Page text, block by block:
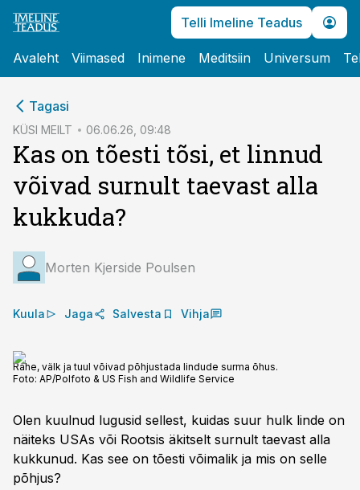
Telli Imeline Teadus
Avaleht Viimased Inimene Meditsiin Universum
Tagasi
KÜSI MEILT 06.06.26, 09:48
Kas on tõesti tõsi, et linnud
võivad surnult taevast alla
kukkuda?
Morten Kjerside Poulsen
Kuula Jaga Salvesta Vihja
Rahe, välk ja tuul võivad põhjustada lindude surma õhus.
Foto: AP/Polfoto & US Fish and Wildlife Service
Olen kuulnud lugusid sellest, kuidas suur hulk linde on
näiteks USAs või Rootsis äkitselt surnult taevast alla
kukkunud. Kas see on tõesti võimalik ja mis on selle
põhjus?